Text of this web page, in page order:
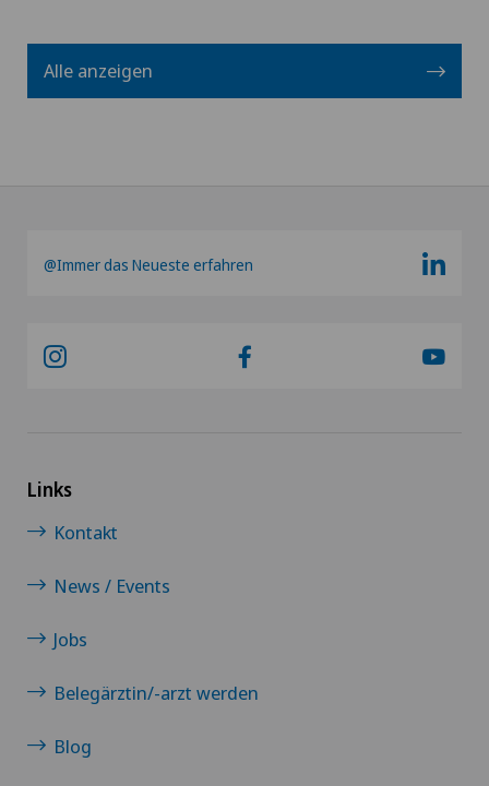
Alle anzeigen
@Immer das Neueste erfahren
Links
Kontakt
News / Events
Jobs
Belegärztin/-arzt werden
Blog